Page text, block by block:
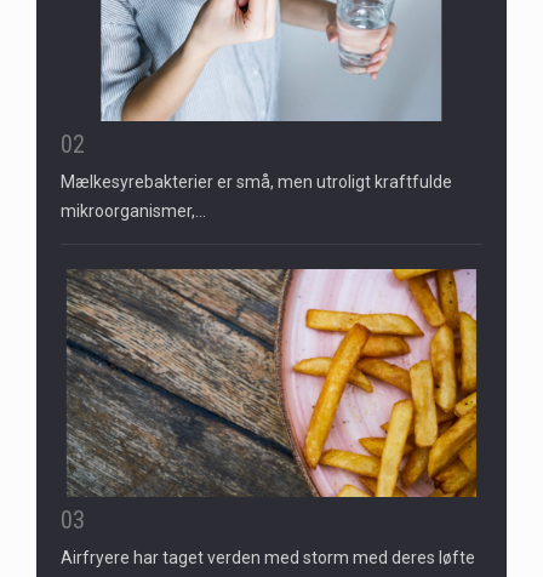
02
Mælkesyrebakterier er små, men utroligt kraftfulde
mikroorganismer,…
03
Airfryere har taget verden med storm med deres løfte